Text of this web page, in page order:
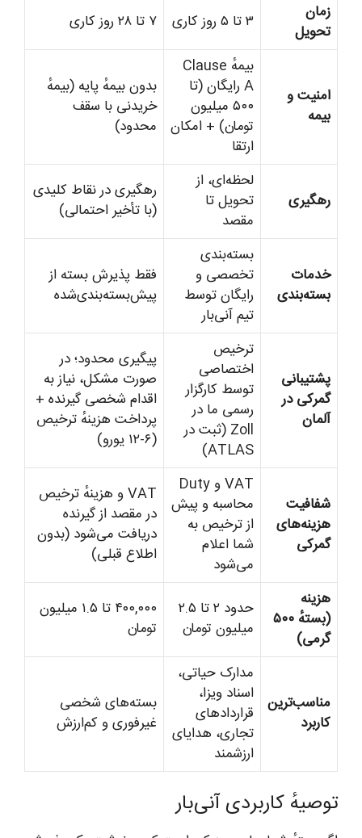
زمان
تحویل
۳ تا ۵ روز کاری ۷ تا ۲۸ روز کاری
امنیت و
بیمه
بیمهٔ Clause
A رایگان (تا
۵۰۰ میلیون
تومان) + امکان
ارتقا
بدون بیمهٔ پایه (بیمهٔ
خریدنی با سقف
محدود)
رهگیری
لحظه‌ای، از
تحویل تا
مقصد
رهگیری در نقاط کلیدی
(با تأخیر احتمالی)
خدمات
بسته‌بندی
بسته‌بندی
تخصصی و
رایگان توسط
تیم آنی‌بار
فقط پذیرش بسته از
پیش‌بسته‌بندی‌شده
پشتیبانی
گمرکی در
آلمان
ترخیص
اختصاصی
توسط کارگزار
رسمی ما در
Zoll (ثبت در
ATLAS)
پیگیری محدود؛ در
صورت مشکل، نیاز به
اقدام شخصی گیرنده +
پرداخت هزینهٔ ترخیص
(۶-۱۲ یورو)
شفافیت
هزینه‌های
گمرکی
VAT و Duty
محاسبه و پیش
از ترخیص به
شما اعلام
می‌شود
VAT و هزینهٔ ترخیص
در مقصد از گیرنده
دریافت می‌شود (بدون
اطلاع قبلی)
هزینه
(بستهٔ ۵۰۰
گرمی)
حدود ۲ تا ۲.۵
میلیون تومان
۴۰۰,۰۰۰ تا ۱.۵ میلیون
تومان
مناسب‌ترین
کاربرد
مدارک حیاتی،
اسناد ویزا،
قراردادهای
تجاری، هدایای
ارزشمند
بسته‌های شخصی
غیرفوری و کم‌ارزش
توصیهٔ کاربردی آنی‌بار